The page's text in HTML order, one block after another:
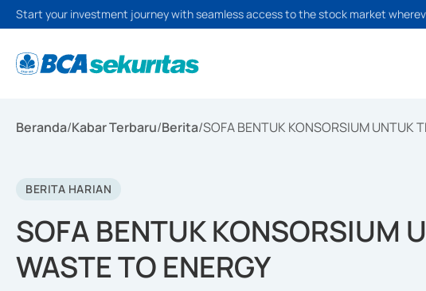
Start your investment journey with seamless access to the stock market
Beranda/Kabar Terbaru/Berita/SOFA BENTUK KONSORSIUM UNTUK
BERITA HARIAN
SOFA BENTUK KONSORSIUM
WASTE TO ENERGY